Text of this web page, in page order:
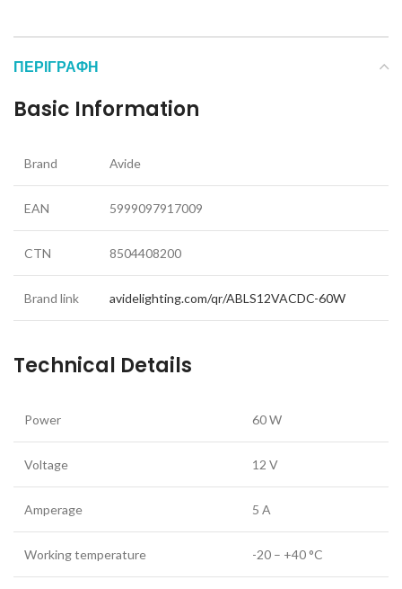
ΠΕΡΙΓΡΑΦΉ
Basic Information
Brand Avide
EAN 5999097917009
CTN 8504408200
Brand link avidelighting.com/qr/ABLS12VACDC-60W
Technical Details
Power 60 W
Voltage 12 V
Amperage 5 A
Working temperature -20 – +40 °C